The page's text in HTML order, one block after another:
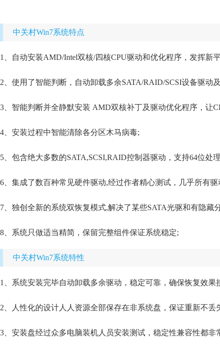
中关村Win7系统特点
1、自动安装AMD/Intel双核/四核CPU驱动和优化程序，发挥新
2、使用了智能判断，自动卸载多余SATA/RAID/SCSI设备驱动
3、智能判断并全静默安装 AMD双核补丁及驱动优化程序，让
4、安装过程中智能清除各分区木马病毒;
5、包含绝大多数的SATA,SCSI,RAID控制器驱动，支持64位处
6、集成了数百种常见硬件驱动,经过作者精心测试，几乎所有
7、独创全新的系统双恢复模式,解决了某些SATA光驱和有隐藏
8、系统只做适当精简，保留完整组件保证系统稳定;
中关村Win7系统特性
1、系统安装完毕自动卸载多余驱动，稳定可靠，确保恢复效果
2、人性化的设计人人资源全部保存在非系统盘，保证重新不丢
3、安装盘经过众多电脑装机人员安装测试，稳定性兼容性都非